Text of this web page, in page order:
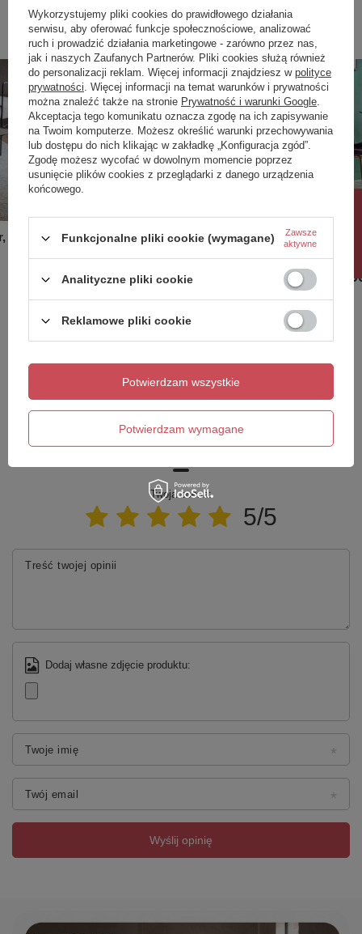
Poprzedni z tej kategorii
czarny,
Okrągły stół Blair, czarny, 900 x 900
2 228,00 zł / szt.
Okrągły
2
Następny z tej kategorii
Potrzebujesz pomocy? Masz pytania?
Zadaj pytanie a my odpowiemy niezwłocznie,
Napisz swoją opinię
Twoja ocena:
5/5
Treść twojej opinii
Dodaj własne zdjęcie produktu:
Twoje imię
Twój email
Wyślij opinię
Wykorzystujemy pliki cookies do prawidłowego działania
serwisu, aby oferować funkcje społecznościowe, analizować
ruch i prowadzić działania marketingowe - zarówno przez nas,
jak i naszych Zaufanych Partnerów. Pliki cookies służą również
do personalizacji reklam. Więcej informacji znajdziesz w polityce
prywatności . Więcej informacji na temat warunków i prywatności
można znaleźć także na stronie Prywatność i warunki Google
Akceptacja tego komunikatu oznacza zgodę na ich zapisywanie
na Twoim komputerze. Możesz określić warunki przechowywania
lub dostępu do nich klikając w zakładkę „Konfiguracja zgód”.
Zgodę możesz wycofać w dowolnym momencie poprzez
usunięcie plików cookies z przeglądarki z danego urządzenia
końcowego.
Funkcjonalne pliki cookie (wymagane)
Zawsze
aktywne
Analityczne pliki cookie
Reklamowe pliki cookie
Potwierdzam wymagane
Potwierdzam wszystkie